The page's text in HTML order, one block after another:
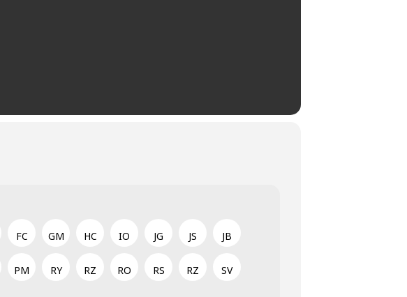
FC GM HC IO JG JS JB
PM RY RZ RO RS RZ SV